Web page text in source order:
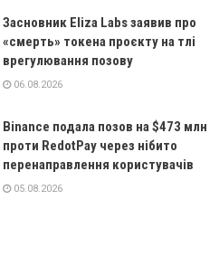
Засновник Eliza Labs заявив про
«смерть» токена проєкту на тлі
врегулювання позову
06.08.2026
Binance подала позов на $473 млн
проти RedotPay через нібито
перенаправлення користувачів
05.08.2026